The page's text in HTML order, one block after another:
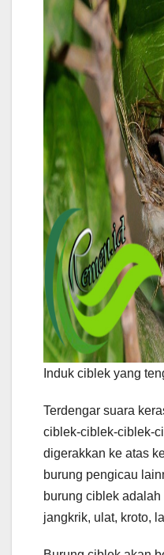
Induk ciblek yang
Terdengar suara
ciblek-ciblek-ciblek-
digerakkan ke atas
burung pengicau
burung ciblek
jangkrik, ulat, kroto,